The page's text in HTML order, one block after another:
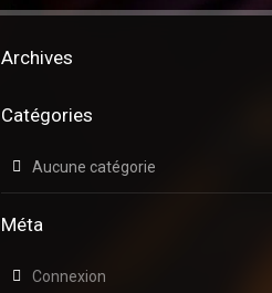
Archives
Catégories
Aucune catégorie
Méta
Connexion